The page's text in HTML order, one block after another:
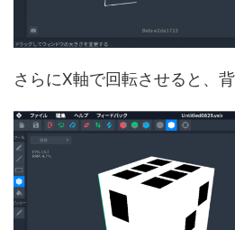
さらにX軸で回転させると、